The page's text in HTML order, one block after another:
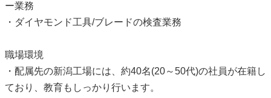
ー業務
・ダイヤモンド工具/ブレードの検査業務
職場環境
・配属先の新潟工場には、約40名(20～50代)の社員が在籍し
ており、教育もしっかり行います。